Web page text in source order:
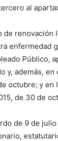
al
de renovación
enfermedad
Público,
y, además,
octubre; y en
de 30 de
de 9 de